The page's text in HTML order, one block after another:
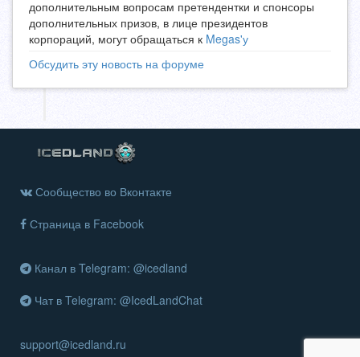
дополнительным вопросам претендентки и спонсоры
дополнительных призов, в лице президентов
корпораций, могут обращаться к Megas'у
Обсудить эту новость на форуме
Сообщество во Вконтакте
Страница в Facebook
Канал в Telegram: @icedland
Чат в Telegram: @IcedLandChat
support@icedland.ru